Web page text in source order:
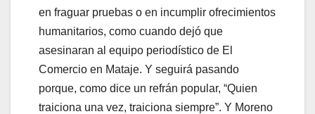
en fraguar pruebas o en incumplir ofrecimientos
humanitarios, como cuando dejó que
asesinaran al equipo periodístico de El
Comercio en Mataje. Y seguirá pasando
porque, como dice un refrán popular, “Quien
traiciona una vez, traiciona siempre”. Y Moreno